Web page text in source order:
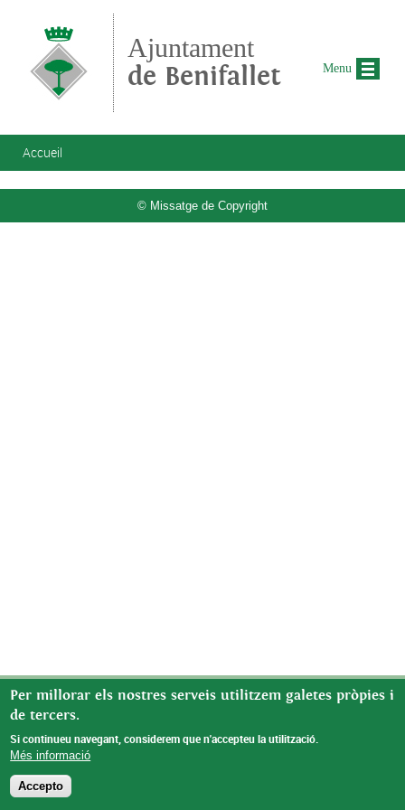
Ajuntament
de Benifallet
Vous êtes ici
Accueil
© Missatge de Copyright
Menu
Per millorar els nostres serveis utilitzem galetes pròpies i
de tercers.
Si continueu navegant, considerem que n'accepteu la utilització.
Més informació
Accepto